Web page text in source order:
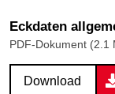
Eckdaten
PDF-Dokument (2.1
Download